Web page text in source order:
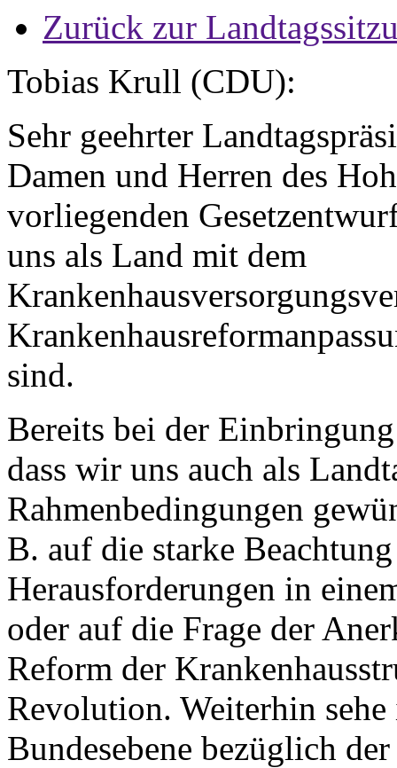
Zurück zur
Tobias Krull (CDU):
Sehr geehrter
Damen und Herren des
vorliegenden
uns als Land mit dem
sind.
Bereits bei der
dass wir uns auch als
Rahmenbedingungen
B. auf die starke
Herausforderungen in
oder auf die Frage der
Reform der
Revolution. Weiterhin
Bundesebene bezüglich